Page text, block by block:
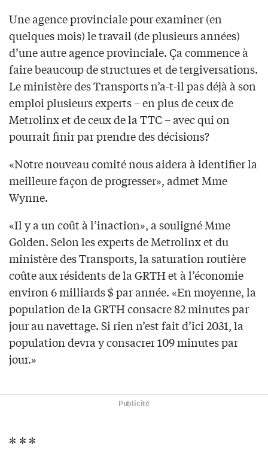
Une agence provinciale pour examiner (en
quelques mois) le travail (de plusieurs années)
d’une autre agence provinciale. Ça commence à
faire beaucoup de structures et de tergiversations.
Le ministère des Transports n’a-t-il pas déjà à son
emploi plusieurs experts – en plus de ceux de
Metrolinx et de ceux de la TTC – avec qui on
pourrait finir par prendre des décisions?
«Notre nouveau comité nous aidera à identifier la
meilleure façon de progresser», admet Mme
Wynne.
«Il y a un coût à l’inaction», a souligné Mme
Golden. Selon les experts de Metrolinx et du
ministère des Transports, la saturation routière
coûte aux résidents de la GRTH et à l’économie
environ 6 milliards $ par année. «En moyenne, la
population de la GRTH consacre 82 minutes par
jour au navettage. Si rien n’est fait d’ici 2031, la
population devra y consacrer 109 minutes par
jour.»
Publicité
* * *